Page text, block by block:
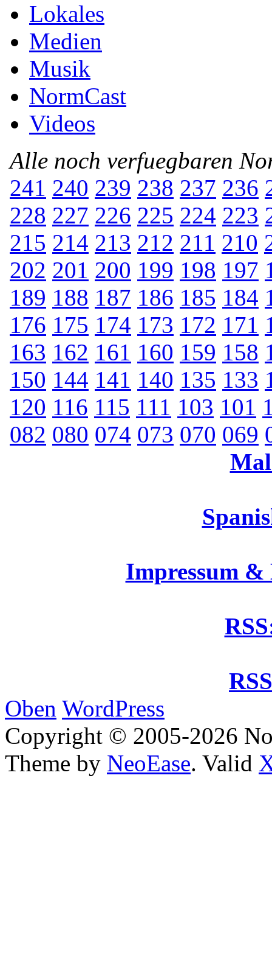
Lokales
Medien
Musik
NormCast
Videos
Alle noch verfuegbaren
241 240 239 238 237 236
228 227 226 225 224 223
215 214 213 212 211 210
202 201 200 199 198 197
189 188 187 186 185 184
176 175 174 173 172 171
163 162 161 160 159 158
150 144 141 140 135 133
120 116 115 111 103 101
082 080 074 073 070 069
Impressum
Oben WordPress
Copyright © 2005-2026
Theme by NeoEase. Valid